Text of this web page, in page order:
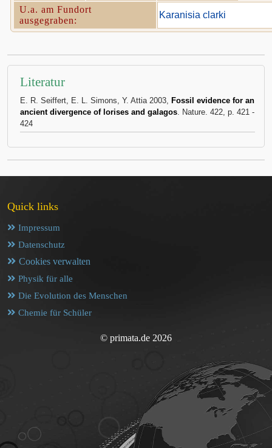
U.a. am Fundort
ausgegraben:
Karanisia clarki
Literatur
E. R. Seiffert, E. L. Simons, Y. Attia 2003, Fossil evidence for an
ancient divergence of lorises and galagos. Nature. 422, p. 421 -
424
Quick links
Impressum
Datenschutz
Cookies verwalten
Physik für alle
Die Evolution des Menschen
Chemie für Schüler
© primata.de 2026